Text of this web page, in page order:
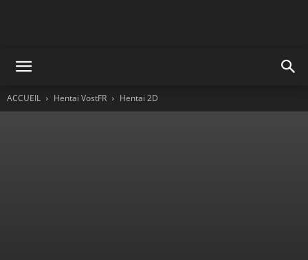
ACCUEIL Hentai VostFR Hentai 2D